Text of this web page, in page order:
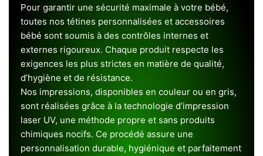
Pour garantir une sécurité maximale à votre bébé,
toutes nos tétines personnalisées et accessoires
bébé sont soumis à des contrôles internes et
externes rigoureux. Chaque produit respecte les
exigences les plus strictes en matière de qualité,
d’hygiène et de résistance.
Nos impressions, disponibles en couleur ou en gris,
sont réalisées grâce à la technologie d’impression
laser UV, une méthode propre et sans produits
chimiques nocifs. Ce procédé assure une
personnalisation durable, hygiénique et parfaitement